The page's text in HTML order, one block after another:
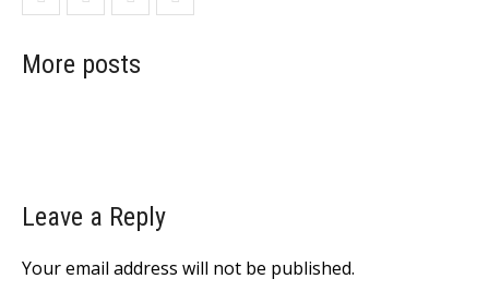
More posts
Leave a Reply
Your email address will not be published.